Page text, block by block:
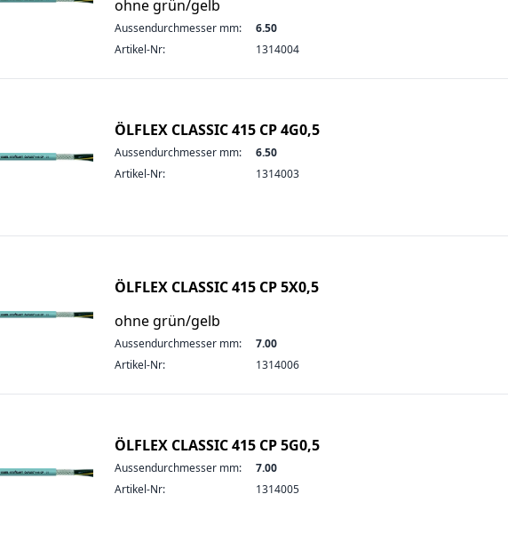
ohne grün/gelb
Aussendurchmesser mm:
6.50
Artikel-Nr:
1314004
ÖLFLEX CLASSIC 415 CP 4G0,5
Aussendurchmesser mm:
6.50
Artikel-Nr:
1314003
ÖLFLEX CLASSIC 415 CP 5X0,5
ohne grün/gelb
Aussendurchmesser mm:
7.00
Artikel-Nr:
1314006
ÖLFLEX CLASSIC 415 CP 5G0,5
Aussendurchmesser mm:
7.00
Artikel-Nr:
1314005